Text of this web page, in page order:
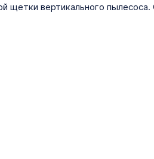
щетки вертикального